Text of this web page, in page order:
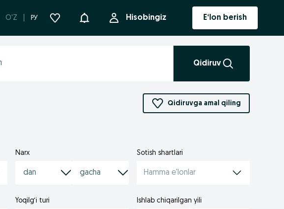
O'Z РУ Bildirishnoma Hisobingiz E‘lon berish
Qidiruv
Qidiruvga amal qiling
Narx Sotish shartlari
Hamma e'lonlar
Yoqilg‘i turi Ishlab chiqarilgan yili